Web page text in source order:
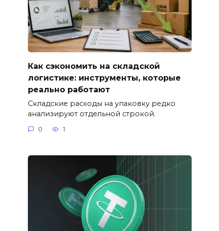
Как сэкономить на складской
логистике: инструменты, которые
реально работают
Складские расходы на упаковку редко
анализируют отдельной строкой.
0 1